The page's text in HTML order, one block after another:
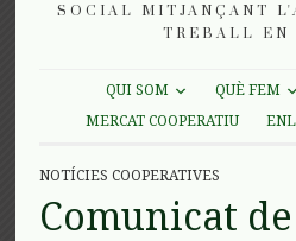
SOCIAL MITJANÇANT
TREBALL EN
QUI SOM QUÈ FEM
MERCAT COOPERATIU
NOTÍCIES COOPERATIVES
Comunicat